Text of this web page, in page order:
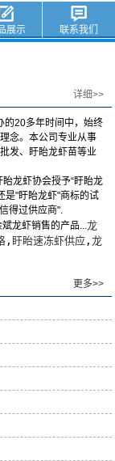
展示 联系我们
详细>>
的20多年时间中，始终
念。本公司专业从事
发、盱眙龙虾苗等业
龙虾协会授予“盱眙龙
是"盱眙龙虾"商标的试
得过供应商".
龙虾销售的产品...龙
, 盱眙速冻虾供应 ,龙
更多>>